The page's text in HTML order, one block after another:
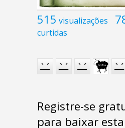
515 visualizações
curtidas
Registre-se
para baixar